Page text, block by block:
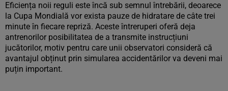
Eficiența noii reguli este încă sub semnul întrebării, deoarece
la Cupa Mondială vor exista pauze de hidratare de câte trei
minute în fiecare repriză. Aceste întreruperi oferă deja
antrenorilor posibilitatea de a transmite instrucțiuni
jucătorilor, motiv pentru care unii observatori consideră că
avantajul obținut prin simularea accidentărilor va deveni mai
puțin important.